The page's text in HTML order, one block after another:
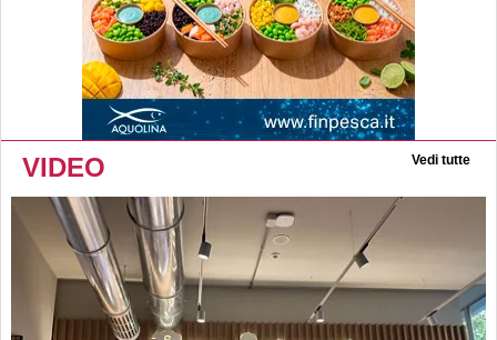
VIDEO Vedi tutte